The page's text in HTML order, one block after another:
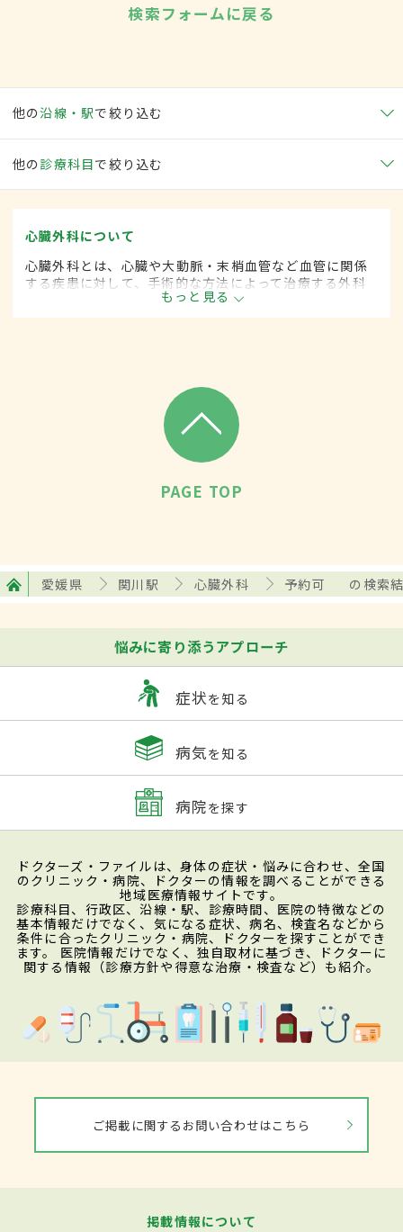
検索フォームに戻る
他の沿線・駅で絞り込む
他の 診療科目で絞り込む
心臓外科について
心臓外科とは、心臓や大動脈・末梢血管など血管に関係
する疾患に対して、手術的な方法によって治療する外科
もっと見る
PAGE TOP
愛媛県 関川駅 心臓外科 予約可 の検索
悩みに寄り添うアプローチ
症状を知る
病気を知る
病院を探す
ドクターズ・ファイルは、身体の症状・悩みに合わせ、全国
のクリニック・病院、ドクターの情報を調べることができる
地域医療情報サイトです。
診療科目、行政区、沿線・駅、診療時間、医院の特徴などの
基本情報だけでなく、気になる症状、病名、検査名などから
条件に合ったクリニック・病院、ドクターを探すことができ
ます。 医院情報だけでなく、独自取材に基づき、ドクターに
関する情報（診療方針や得意な治療・検査など）も紹介。
ご掲載に関するお問い合わせはこちら
掲載情報について